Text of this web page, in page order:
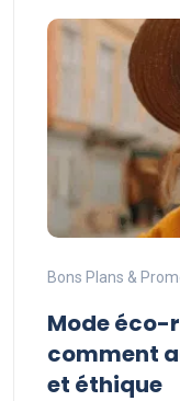
Bons Plans &
Mode éco-
comment
et éthique